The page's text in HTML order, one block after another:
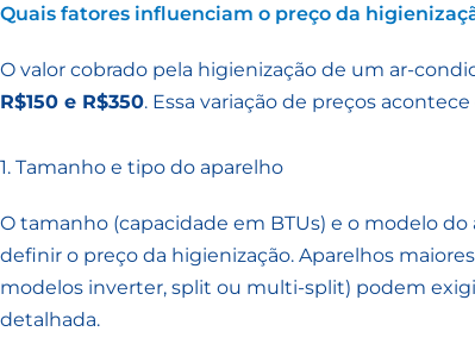
Quais fatores influenciam o preço da
O valor cobrado pela higienização de um ar-
R$150 e R$350. Essa variação de preços
1. Tamanho e tipo do aparelho
O tamanho (capacidade em BTUs) e o modelo
definir o preço da higienização. Aparelhos
modelos inverter, split ou multi-split) podem
detalhada.